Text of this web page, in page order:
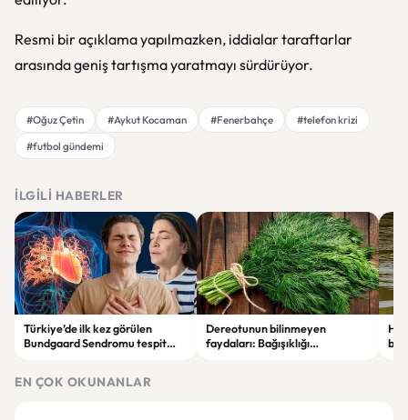
Resmi bir açıklama yapılmazken, iddialar taraftarlar
arasında geniş tartışma yaratmayı sürdürüyor.
#Oğuz Çetin #Aykut Kocaman #Fenerbahçe
#telefon krizi
#futbol gündemi
İLGILI HABERLER
Türkiye’de ilk kez görülen
Bundgaard Sendromu tespit
Dereotunun bilinmeyen
faydaları: Bağışıklığı
EN ÇOK OKUNANLAR